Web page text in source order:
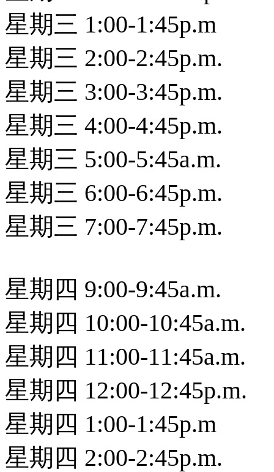
星期三 1:00-1:45p.m
星期三 2:00-2:45p.m.
星期三 3:00-3:45p.m.
星期三 4:00-4:45p.m.
星期三 5:00-5:45a.m.
星期三 6:00-6:45p.m.
星期三 7:00-7:45p.m.
星期四 9:00-9:45a.m.
星期四 10:00-10:45a.m.
星期四 11:00-11:45a.m.
星期四 12:00-12:45p.m.
星期四 1:00-1:45p.m
星期四 2:00-2:45p.m.